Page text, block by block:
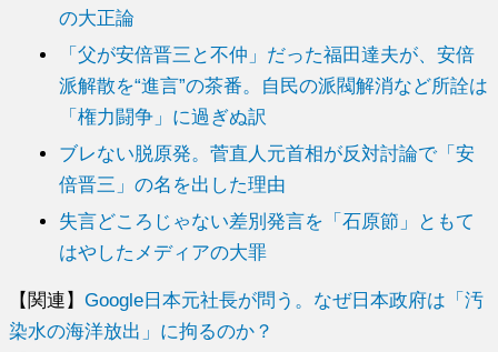
の大正論
「父が安倍晋三と不仲」だった福田達夫が、安倍
派解散を“進言”の茶番。自民の派閥解消など所詮は
「権力闘争」に過ぎぬ訳
ブレない脱原発。菅直人元首相が反対討論で「安
倍晋三」の名を出した理由
失言どころじゃない差別発言を「石原節」ともて
はやしたメディアの大罪
【関連】Google日本元社長が問う。なぜ日本政府は「汚
染水の海洋放出」に拘るのか？